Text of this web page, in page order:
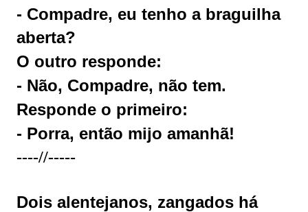
- Compadre, eu tenho a braguilha
aberta?
O outro responde:
- Não, Compadre, não tem.
Responde o primeiro:
- Porra, então mijo amanhã!
----//-----
Dois alentejanos, zangados há